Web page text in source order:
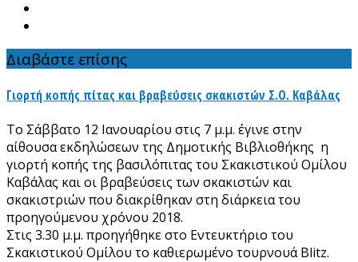
Διαβάστε επίσης
Γιορτή κοπής πίτας και βραβεύσεις σκακιστών Σ.Ο. Καβάλας
Το Σάββατο 12 Ιανουαρίου στις 7 μ.μ. έγινε στην
αίθουσα εκδηλώσεων της Δημοτικής Βιβλιοθήκης η
γιορτή κοπής της βασιλόπιτας του Σκακιστικού Ομίλου
Καβάλας και οι βραβεύσεις των σκακιστών και
σκακιστριών που διακρίθηκαν στη διάρκεια του
προηγούμενου χρόνου 2018.
Στις 3.30 μ.μ. προηγήθηκε στο Εντευκτήριο του
Σκακιστικού Ομίλου το καθιερωμένο τουρνουά Βlitz.